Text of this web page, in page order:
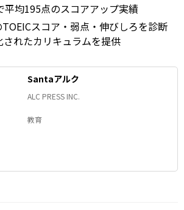
平均195点のスコアアップ実績
スコア・弱点・伸びしろを診断
されたカリキュラムを提供
Santaアルク
ALC PRESS INC.
教育